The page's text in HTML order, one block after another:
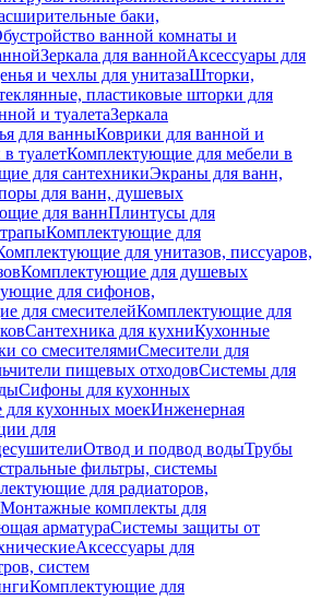
баки,
ванной комнаты и
Зеркала для ваннойАксессуары для
и чехлы для унитазаШторки,
пластиковые шторки для
и туалетаЗеркала
для ванныКоврики для ванной и
туалетКомплектующие для мебели в
для сантехникиЭкраны для ванн,
для ванн, душевых
для ваннПлинтусы для
Комплектующие для
для унитазов, писсуаров,
Комплектующие для душевых
для сифонов,
для смесителейКомплектующие для
Сантехника для кухниКухонные
со смесителямиСмесители для
пищевых отходовСистемы для
Сифоны для кухонных
кухонных моекИнженерная
для
Отвод и подвод водыТрубы
фильтры, системы
для радиаторов,
Монтажные комплекты для
арматураСистемы защиты от
Аксессуары для
систем
Комплектующие для